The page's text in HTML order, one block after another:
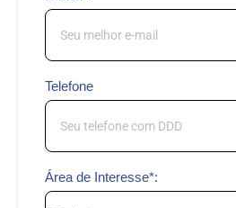
Telefone
Área de Interesse*: